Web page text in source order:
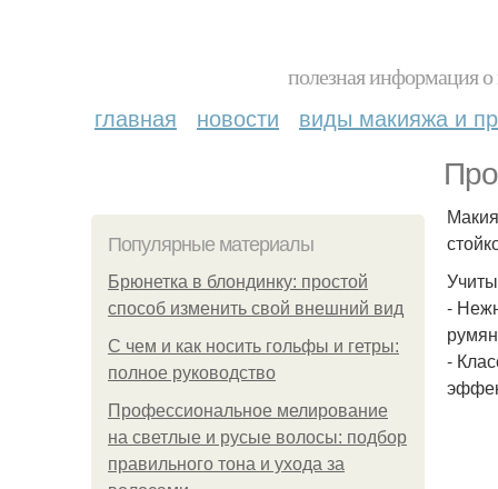
полезная информация
главная новости виды макияжа и
Популярные материалы
Брюнетка в блондинку: простой
способ изменить свой внешний вид
С чем и как носить гольфы и гетры:
полное руководство
Профессиональное мелирование
на светлые и русые волосы: подбор
правильного тона и ухода за
-
-